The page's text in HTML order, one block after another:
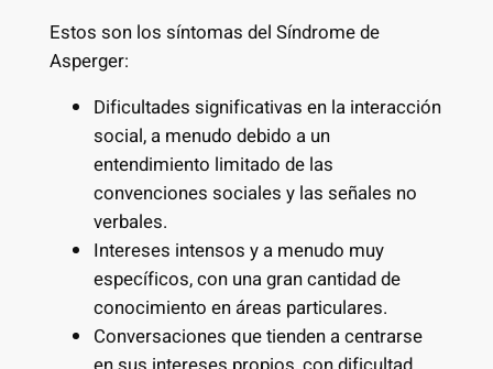
Estos son los síntomas del Síndrome de
Asperger:
Dificultades significativas en la interacción
social, a menudo debido a un
entendimiento limitado de las
convenciones sociales y las señales no
verbales.
Intereses intensos y a menudo muy
específicos, con una gran cantidad de
conocimiento en áreas particulares.
Conversaciones que tienden a centrarse